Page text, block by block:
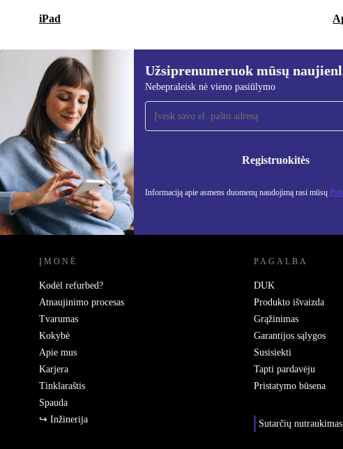
iPad
Užsiprenumeruok mūsų
Nebepraleisk nė vieno pasiūlymo
Registruokitės
Informaciją apie asmens duomenų naudojimą rasi mūsų
Užsiprenumeruok mūsų
naujienlaiškį!
Nebepraleisk nė vieno pasiūlymo.
Informaciją
Privatumo
REFURBED LIETUVA - RETHINK NEW.
ĮMONĖ
Kodėl refurbed?
Atnaujinimo procesas
Tvarumas
Kokybė
Apie mus
Karjera
Tinklaraštis
Spauda
↪ Inžinerija
PAGALBA
DUK
Produkto išvaizda
Grąžinimas
Garantijos sąlygos
Susisiekti
Tapti pardavėju
Pristatymo būsena
Sutarčių nutraukimas